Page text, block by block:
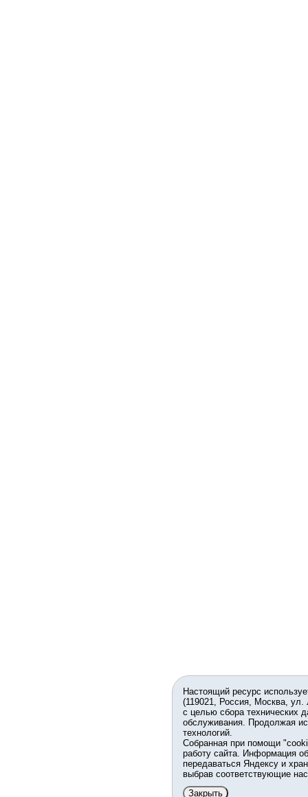
Настоящий ресурс
(119021, Россия, Москва,
с целью сбора технических
обслуживания. Продолжая
технологий.
Собранная при помощи
работу сайта. Информация
передаваться Яндексу и
выбрав соответствующие
Закрыть